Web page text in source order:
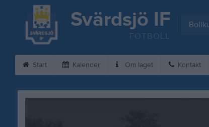
Svärdsjö IF
FOTBOLL
Start Kalender Om laget Kontakt